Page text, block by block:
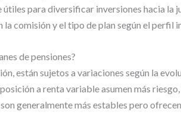
para diversificar inversiones hacia la
comisión y el tipo de plan según el perfil
de pensiones?
están sujetos a variaciones según la
a renta variable asumen más
generalmente más estables pero